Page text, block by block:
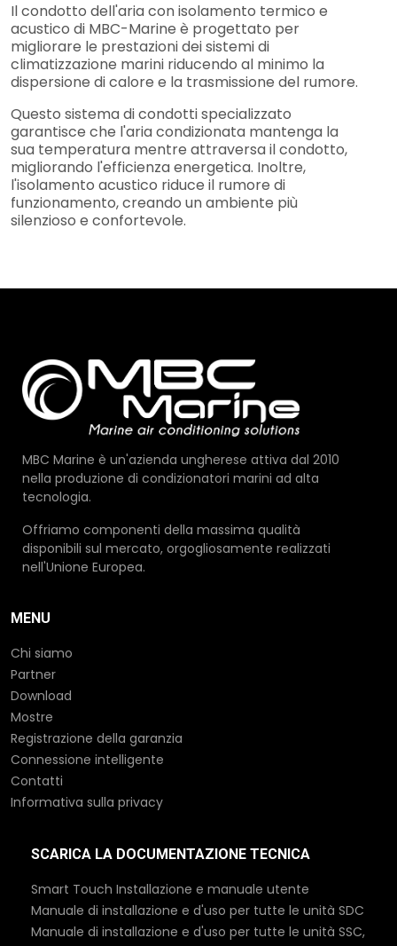
Il condotto dell'aria con isolamento termico e
acustico di MBC-Marine è progettato per
migliorare le prestazioni dei sistemi di
climatizzazione marini riducendo al minimo la
dispersione di calore e la trasmissione del rumore.
Questo sistema di condotti specializzato
garantisce che l'aria condizionata mantenga la
sua temperatura mentre attraversa il condotto,
migliorando l'efficienza energetica. Inoltre,
l'isolamento acustico riduce il rumore di
funzionamento, creando un ambiente più
silenzioso e confortevole.
MBC Marine è un'azienda ungherese attiva dal 2010
nella produzione di condizionatori marini ad alta
tecnologia.
Offriamo componenti della massima qualità
disponibili sul mercato, orgogliosamente realizzati
nell'Unione Europea.
MENU
Chi siamo
Partner
Download
Mostre
Registrazione della garanzia
Connessione intelligente
Contatti
Informativa sulla privacy
SCARICA LA DOCUMENTAZIONE TECNICA
Smart Touch Installazione e manuale utente
Manuale di installazione e d'uso per tutte le unità SDC
Manuale di installazione e d'uso per tutte le unità SSC,